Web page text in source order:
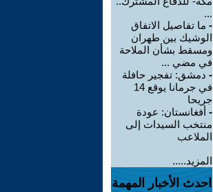
...
- ما تفاصيل الاتفاق
الوشيك بين طهران
ومسقط بشأن الملاحة
في مضي ...
- دمشق: تفجير حافلة
في جرمانا يوقع 14
جريحا
- أفغانستان: عودة
منتخب السيدات إلى
الملاعب
المزيد.....
احدث الأخبار المهمة